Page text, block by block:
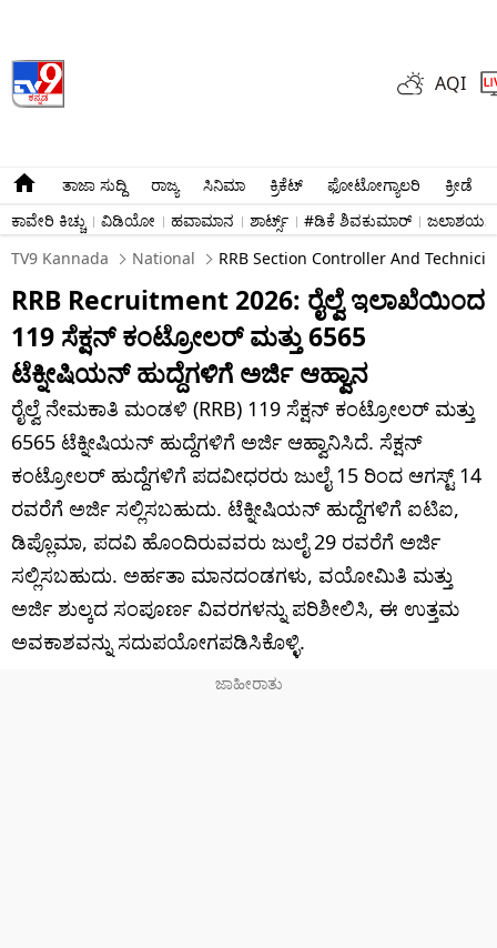
AQI
ತಾಜಾ ಸುದ್ದಿ ರಾಜ್ಯ ಸಿನಿಮಾ ಕ್ರಿಕೆಟ್​ ಫೋಟೋಗ್ಯಾಲರಿ
ಕ್ರೀಡೆ
ಕಾವೇರಿ ಕಿಚ್ಚು
ವಿಡಿಯೋ ಹವಾಮಾನ ಶಾರ್ಟ್ಸ್​ #ಡಿಕೆ ಶಿವಕುಮಾರ್​
TV9 Kannada
National RRB Section Controller And
RRB Recruitment 2026: ರೈಲ್ವೆ ಇಲಾಖೆಯಿಂದ
119 ಸೆಕ್ಷನ್ ಕಂಟ್ರೋಲರ್ ಮತ್ತು 6565
ಟೆಕ್ನೀಷಿಯನ್ ಹುದ್ದೆಗಳಿಗೆ ಅರ್ಜಿ ಆಹ್ವಾನ
ರೈಲ್ವೆ ನೇಮಕಾತಿ ಮಂಡಳಿ (RRB) 119 ಸೆಕ್ಷನ್ ಕಂಟ್ರೋಲರ್ ಮತ್ತು
6565 ಟೆಕ್ನೀಷಿಯನ್ ಹುದ್ದೆಗಳಿಗೆ ಅರ್ಜಿ ಆಹ್ವಾನಿಸಿದೆ. ಸೆಕ್ಷನ್
ಕಂಟ್ರೋಲರ್ ಹುದ್ದೆಗಳಿಗೆ ಪದವೀಧರರು ಜುಲೈ 15 ರಿಂದ ಆಗಸ್ಟ್ 14
ರವರೆಗೆ ಅರ್ಜಿ ಸಲ್ಲಿಸಬಹುದು. ಟೆಕ್ನೀಷಿಯನ್ ಹುದ್ದೆಗಳಿಗೆ ಐಟಿಐ,
ಡಿಪ್ಲೊಮಾ, ಪದವಿ ಹೊಂದಿರುವವರು ಜುಲೈ 29 ರವರೆಗೆ ಅರ್ಜಿ
ಸಲ್ಲಿಸಬಹುದು. ಅರ್ಹತಾ ಮಾನದಂಡಗಳು, ವಯೋಮಿತಿ ಮತ್ತು
ಅರ್ಜಿ ಶುಲ್ಕದ ಸಂಪೂರ್ಣ ವಿವರಗಳನ್ನು ಪರಿಶೀಲಿಸಿ, ಈ ಉತ್ತಮ
ಅವಕಾಶವನ್ನು ಸದುಪಯೋಗಪಡಿಸಿಕೊಳ್ಳಿ.